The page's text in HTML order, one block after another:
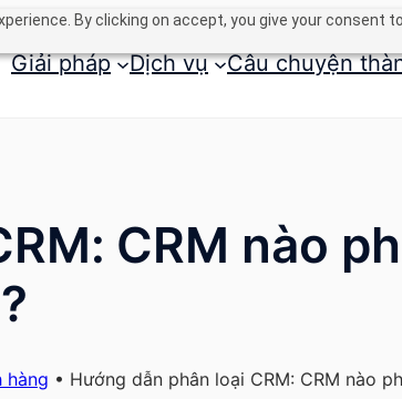
By clicking on accept, you give your consent
Giải pháp Dịch vụ Câu chuyện
CRM nào
hàng • Hướng dẫn phân loại CRM: CRM nào